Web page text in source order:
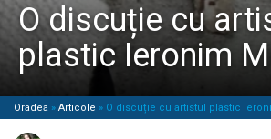
O discuție cu
plastic Ieronim
Oradea » Articole » O discuție cu artistul plastic